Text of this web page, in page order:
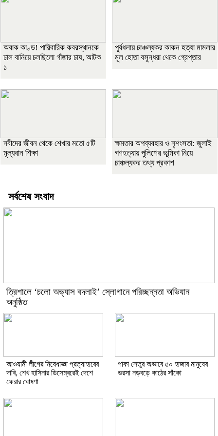
অবাক কাণ্ড! পারিবারিক কবরস্থানকে
ঢাল বানিয়ে চলছিলো গাঁজার চাষ, আটক
১
পূর্বধলায় চাঞ্চল্যকর কাকন হত্যা মামলার
মূল হোতা বসুন্ধরা থেকে গ্রেপ্তার
নবীদের জীবন থেকে শেখার মতো ৫টি
মূল্যবান শিক্ষা
ক্ষমতার অপব্যবহার ও নৃশংসতা: জুলাই
গণহত্যায় পুলিশের ভূমিকা নিয়ে
চাঞ্চল্যকর তথ্য প্রকাশ
সর্বশেষ সংবাদ
‎ত্রিশালে ‘চলো অভ্যাস বদলাই’ স্লোগানে পরিচ্ছন্নতা অভিযান
অনুষ্ঠিত
আওয়ামী লীগের নিষেধাজ্ঞা প্রত্যাহারের
দাবি, শেখ হাসিনার ডিসেম্বরেই দেশে
ফেরার ঘোষণা
পাকা সেতুর অভাবে ৫০ হাজার মানুষের
ভরসা নড়বড়ে কাঠের সাঁকো